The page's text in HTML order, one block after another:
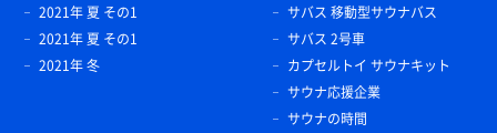
2021年 夏 その1
2021年 夏 その1
2021年 冬
サバス 移動型サウナバス
サバス 2号車
カプセルトイ サウナキット
サウナ応援企業
サウナの時間